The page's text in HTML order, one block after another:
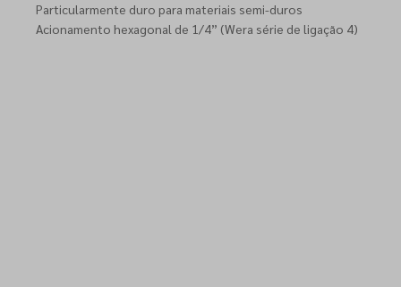
Particularmente duro para materiais semi-duros
Acionamento hexagonal de 1/4” (Wera série de ligação 4)